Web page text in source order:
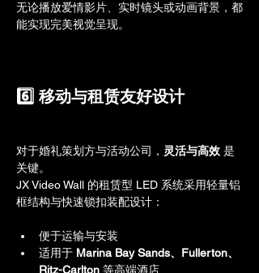
无论播放爱情影片、实时镜头或动画背景，都
能实现完美视觉呈现。
6️⃣ 移动与租赁友好设计
对于婚礼策划方与活动公司， 灵活与高效 是
关键。
JX Video Wall 的租赁型 LED 系统采用轻量铝
框结构与快速锁扣装配设计：
便于运输与安装
适用于 Marina Bay Sands、Fullerton、
Ritz-Carlton 等高端酒店